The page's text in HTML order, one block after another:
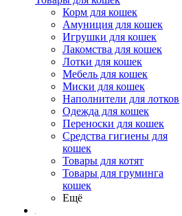
Корм для кошек
Амуниция для кошек
Игрушки для кошек
Лакомства для кошек
Лотки для кошек
Мебель для кошек
Миски для кошек
Наполнители для лотков
Одежда для кошек
Переноски для кошек
Средства гигиены для
кошек
Товары для котят
Товары для груминга
кошек
Ещё